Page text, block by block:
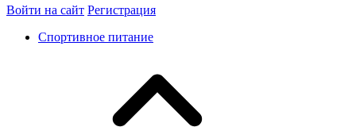
Войти на сайт Регистрация
Спортивное питание